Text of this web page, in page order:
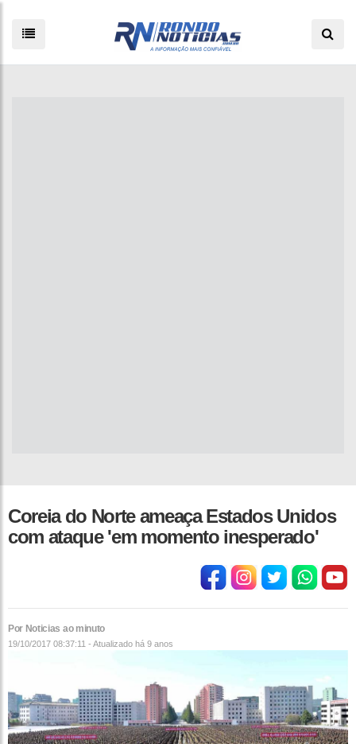
Coreia do Norte ameaça Estados Unidos
com ataque 'em momento inesperado'
Por Noticias ao minuto
19/10/2017 08:37:11 - Atualizado há 9 anos